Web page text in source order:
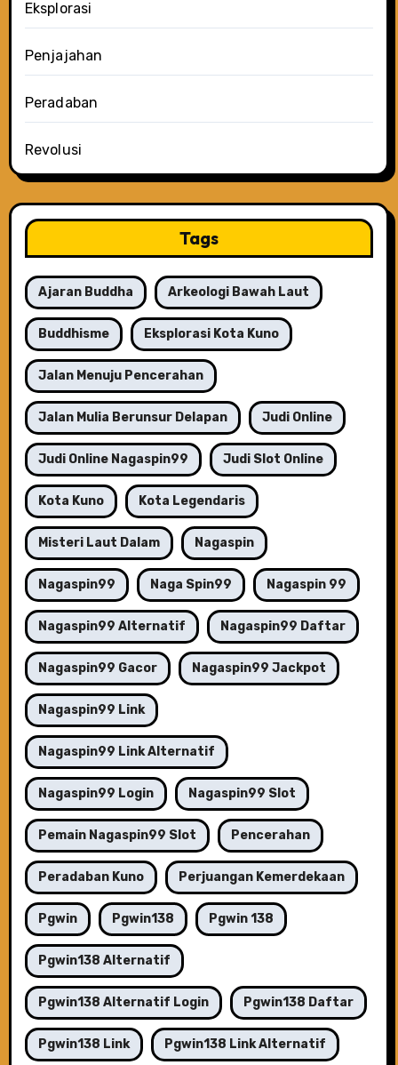
Eksplorasi
Penjajahan
Peradaban
Revolusi
Tags
Ajaran Buddha Arkeologi Bawah Laut
Buddhisme Eksplorasi Kota Kuno
Jalan Menuju Pencerahan
Jalan Mulia Berunsur Delapan Judi Online
Judi Online Nagaspin99 Judi Slot Online
Kota Kuno Kota Legendaris
Misteri Laut Dalam Nagaspin
Nagaspin99 Naga Spin99 Nagaspin 99
Nagaspin99 Alternatif Nagaspin99 Daftar
Nagaspin99 Gacor Nagaspin99 Jackpot
Nagaspin99 Link
Nagaspin99 Link Alternatif
Nagaspin99 Login Nagaspin99 Slot
Pemain Nagaspin99 Slot Pencerahan
Peradaban Kuno Perjuangan Kemerdekaan
Pgwin Pgwin138 Pgwin 138
Pgwin138 Alternatif
Pgwin138 Alternatif Login Pgwin138 Daftar
Pgwin138 Link Pgwin138 Link Alternatif